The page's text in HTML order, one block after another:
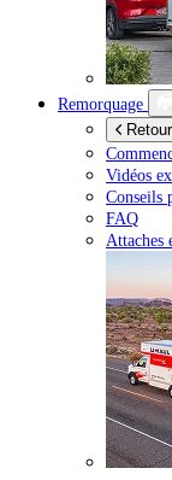
Remorquage
Vidéos
Conseils
FAQ
Attaches